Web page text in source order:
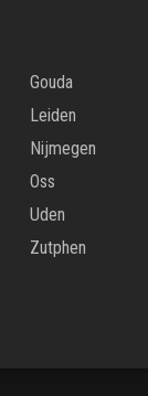
Gouda
Leiden
Nijmegen
Oss
Uden
Zutphen